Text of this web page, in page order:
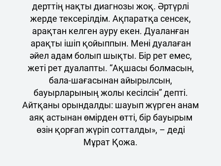
дерттің нақты диагнозы жоқ. Әртүрлі
жерде тексерілдім. Ақпаратқа сенсек,
арақтан келген ауру екен. Дуаланған
арақты ішіп қойыппын. Мені дуалаған
әйел адам болып шықты. Бір рет емес,
жеті рет дуалапты. “Ақшасы болмасын,
бала-шағасынан айырылсын,
бауырларының жолы кесілсін” депті.
Айтқаны орындалды: шауып жүрген анам
аяқ астынан өмірден өтті, бір бауырым
өзін қорғап жүріп сотталды», – деді
Мұрат Қожа.